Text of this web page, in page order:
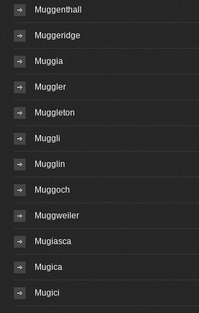
Muggenthall
Muggeridge
Muggia
Muggler
Muggleton
Muggli
Mugglin
Muggoch
Muggweiler
Mugiasca
Mugica
Mugici